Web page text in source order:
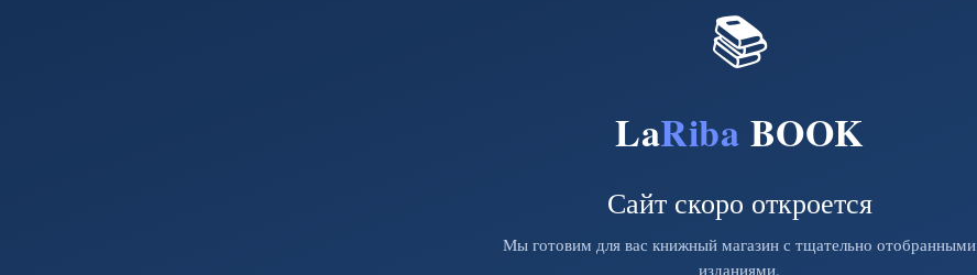
📚
LaRiba BOOK
Сайт скоро откроется
Мы готовим для вас книжный магазин с тщательно отобранными
изданиями.